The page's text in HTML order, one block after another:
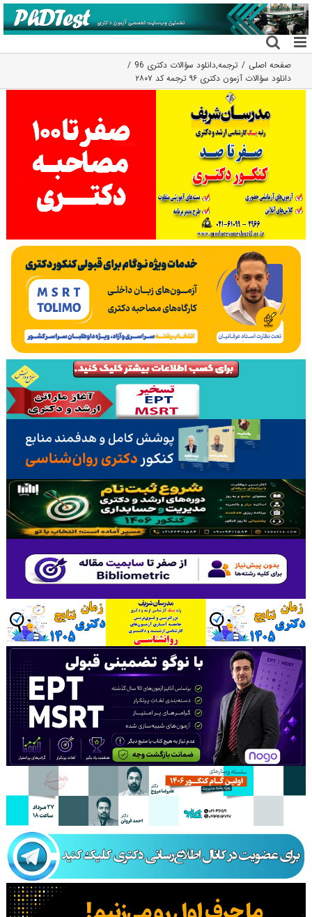
رفتن
به
محتوا
صفحه اصلی ترجمه,دانلود سؤالات دکتری 96
دانلود سؤالات آزمون دکتری ۹۶ ترجمه کد ۲۸۰۷